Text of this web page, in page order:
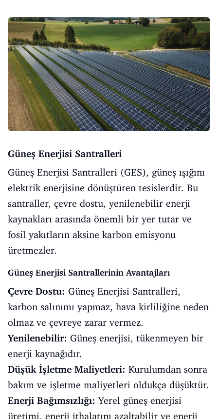
Güneş Enerjisi Santralleri
Güneş Enerjisi Santralleri (GES), güneş ışığını
elektrik enerjisine dönüştüren tesislerdir. Bu
santraller, çevre dostu, yenilenebilir enerji
kaynakları arasında önemli bir yer tutar ve
fosil yakıtların aksine karbon emisyonu
üretmezler.
Güneş Enerjisi Santrallerinin Avantajları
Çevre Dostu: Güneş Enerjisi Santralleri,
karbon salınımı yapmaz, hava kirliliğine neden
olmaz ve çevreye zarar vermez.
Yenilenebilir: Güneş enerjisi, tükenmeyen bir
enerji kaynağıdır.
Düşük İşletme Maliyetleri: Kurulumdan sonra
bakım ve işletme maliyetleri oldukça düşüktür.
Enerji Bağımsızlığı: Yerel güneş enerjisi
üretimi, enerji ithalatını azaltabilir ve enerji